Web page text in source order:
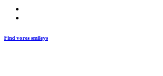
Find vores smileys